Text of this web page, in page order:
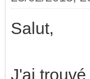
Salut,
J'ai